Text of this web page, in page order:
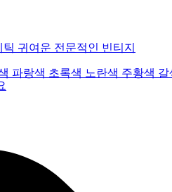
귀여운 전문적인 빈티지
파랑색 초록색 노란색 주황색